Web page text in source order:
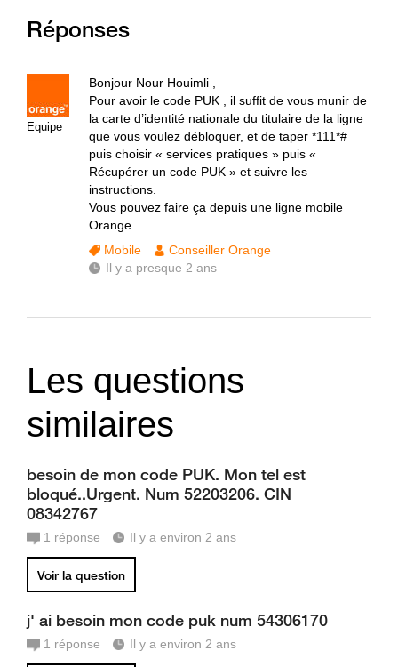
Réponses
Equipe
Bonjour Nour Houimli ,
Pour avoir le code PUK , il suffit de vous munir de
la carte d’identité nationale du titulaire de la ligne
que vous voulez débloquer, et de taper *111*#
puis choisir « services pratiques » puis «
Récupérer un code PUK » et suivre les
instructions.
Vous pouvez faire ça depuis une ligne mobile
Orange.
Mobile
Conseiller Orange
Il y a presque 2 ans
Les questions
similaires
besoin de mon code PUK. Mon tel est
bloqué..Urgent. Num 52203206. CIN
08342767
1 réponse Il y a environ 2 ans
Voir la question
j' ai besoin mon code puk num 54306170
1 réponse Il y a environ 2 ans